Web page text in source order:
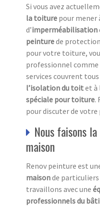
Si vous avez
la toiture pour mener
d’imperméabilisation
peinturede
pour votre toiture,
professionnel comme
services couvrent
l’isolation du toitet à
spéciale pour toiture.
pour discuter de
Nous faisons
maison
Renov peinture est
maisonde
travaillons avec une
professionnels du